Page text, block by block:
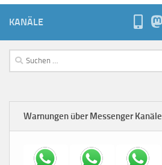
KANÄLE
Suchen
nach:
Warnungen über Messenger Kanäle